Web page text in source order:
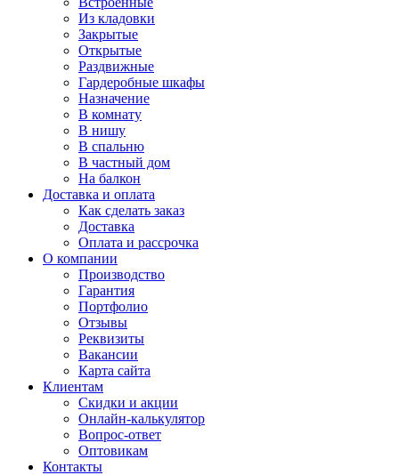
Из кладовки
Закрытые
Открытые
Раздвижные
Гардеробные шкафы
Назначение
В комнату
В нишу
В спальню
В частный дом
На балкон
Доставка и оплата
Как сделать заказ
Доставка
Оплата и рассрочка
О компании
Производство
Гарантия
Портфолио
Отзывы
Реквизиты
Вакансии
Карта сайта
Клиентам
Скидки и акции
Онлайн-калькулятор
Вопрос-ответ
Оптовикам
Контакты